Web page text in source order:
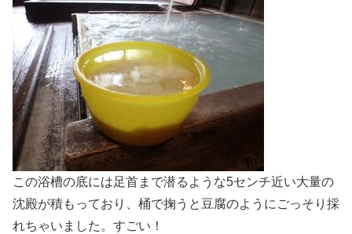
この浴槽の底には足首まで潜るような5センチ近い大量の
沈殿が積もっており、桶で掬うと豆腐のようにごっそり採
れちゃいました。すごい！